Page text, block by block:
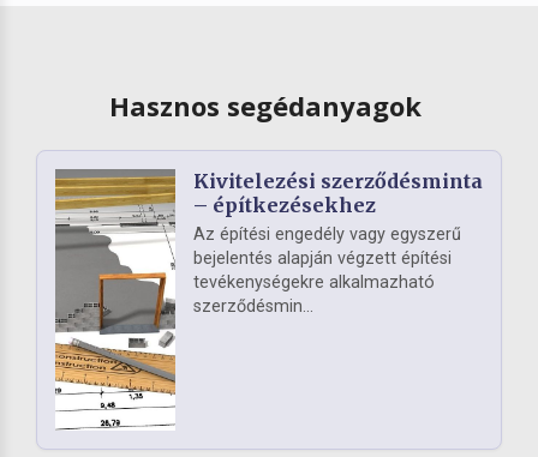
Hasznos segédanyagok
Kivitelezési szerződésminta
– építkezésekhez
Az építési engedély vagy egyszerű
bejelentés alapján végzett építési
tevékenységekre alkalmazható
szerződésmin...